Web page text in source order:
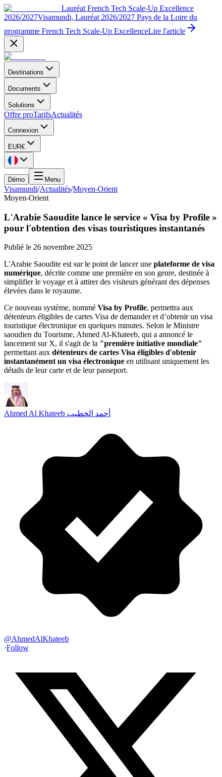
Lauréat French Tech Scale-Up Excellence
2026/2027Visamundi, Lauréat 2026/2027 Pays de la Loire du
programme French Tech Scale-Up ExcellenceLire l'article
Destinations
Documents
Solutions
Offre proTarifsActualités
Connexion
EUR€
Démo Menu
Visamundi/Actualités/Moyen-Orient
Moyen-Orient
L'Arabie Saoudite lance le service « Visa by Profile »
pour l'obtention des visas touristiques instantanés
Publié le 26 novembre 2025
L'Arabie Saoudite est sur le point de lancer une plateforme de visa
numérique, décrite comme une première en son genre, destinée à
simplifier le voyage et à attirer des visiteurs générant des dépenses
élevées dans le royaume.
Ce nouveau système, nommé Visa by Profile, permettra aux
détenteurs éligibles de cartes Visa de demander et d’obtenir un visa
touristique électronique en quelques minutes. Selon le Ministre
saoudien du Tourisme, Ahmed Al-Khateeb, qui a annoncé le
lancement sur X, il s'agit de la "première initiative mondiale"
permettant aux détenteurs de cartes Visa éligibles d'obtenir
instantanément un visa électronique en utilisant uniquement les
détails de leur carte et de leur passeport.
Ahmed Al Khateeb أحمد الخطيب
@AhmedAlKhateeb
·Follow